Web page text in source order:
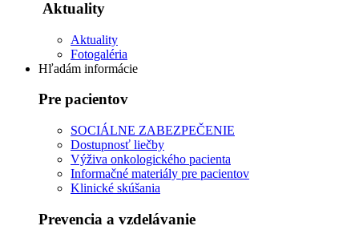
Aktuality
Aktuality
Fotogaléria
Hľadám informácie
Pre pacientov
SOCIÁLNE ZABEZPEČENIE
Dostupnosť liečby
Výživa onkologického pacienta
Informačné materiály pre pacientov
Klinické skúšania
Prevencia a vzdelávanie